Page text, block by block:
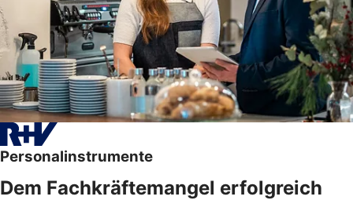
Personalinstrumente
Dem Fachkräftemangel erfolgreich